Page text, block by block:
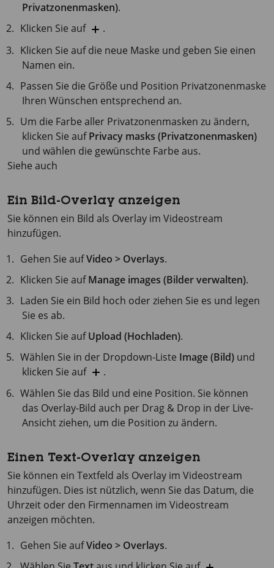
Privatzonenmasken).
Klicken Sie auf
.
Klicken Sie auf die neue Maske und geben Sie einen
Namen ein.
Passen Sie die Größe und Position Privatzonenmaske
Ihren Wünschen entsprechend an.
Um die Farbe aller Privatzonenmasken zu ändern,
klicken Sie aufPrivacy masks (Privatzonenmasken)
und wählen die gewünschte Farbe aus.
Siehe auch
Ein Bild-Overlay anzeigen
Sie können ein Bild als Overlay im Videostream
hinzufügen.
Gehen Sie aufVideo > Overlays.
Klicken Sie aufManage images (Bilder verwalten).
Laden Sie ein Bild hoch oder ziehen Sie es und legen
Sie es ab.
Klicken Sie aufUpload (Hochladen).
Wählen Sie in der Dropdown-Liste Image (Bild) und
klicken Sie auf
.
Wählen Sie das Bild und eine Position. Sie können
das Overlay-Bild auch per Drag & Drop in der Live-
Ansicht ziehen, um die Position zu ändern.
Einen Text-Overlay anzeigen
Sie können ein Textfeld als Overlay im Videostream
hinzufügen. Dies ist nützlich, wenn Sie das Datum, die
Uhrzeit oder den Firmennamen im Videostream
anzeigen möchten.
Gehen Sie aufVideo > Overlays.